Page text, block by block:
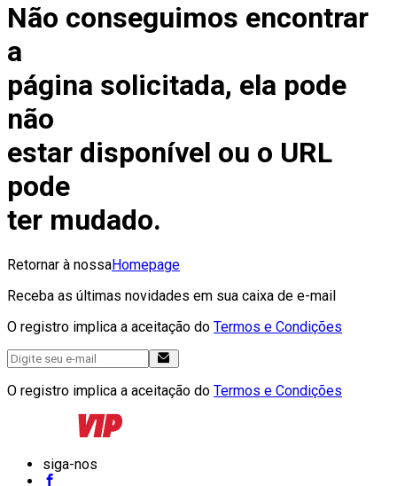
Não conseguimos encontrar
a
página solicitada, ela pode
não
estar disponível ou o URL
pode
ter mudado.
Retornar à nossaHomepage
Receba as últimas novidades em sua caixa de e-mail
O registro implica a aceitação do Termos e Condições
O registro implica a aceitação do Termos e Condições
siga-nos